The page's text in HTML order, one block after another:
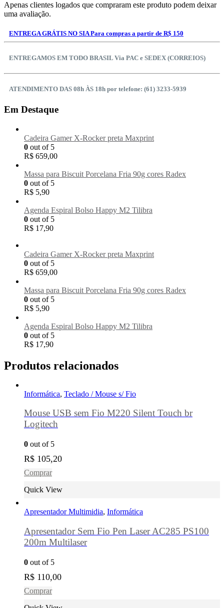
Apenas clientes logados que compraram este produto podem deixar
uma avaliação.
ENTREGA GRÁTIS NO SIA Para compras a partir de R$ 150
ENTREGAMOS EM TODO BRASIL Via PAC e SEDEX (CORREIOS)
ATENDIMENTO DAS 08h ÀS 18h por telefone: (61) 3233-5939
Em Destaque
Cadeira Gamer X-Rocker preta Maxprint
0 out of 5
R$ 659,00
Massa para Biscuit Porcelana Fria 90g cores Radex
0 out of 5
R$ 5,90
Agenda Espiral Bolso Happy M2 Tilibra
0 out of 5
R$ 17,90
Cadeira Gamer X-Rocker preta Maxprint
0 out of 5
R$ 659,00
Massa para Biscuit Porcelana Fria 90g cores Radex
0 out of 5
R$ 5,90
Agenda Espiral Bolso Happy M2 Tilibra
0 out of 5
R$ 17,90
Produtos relacionados
Informática, Teclado / Mouse s/ Fio
Mouse USB sem Fio M220 Silent Touch br
Logitech
0 out of 5
R$ 105,20
Comprar
Quick View
Apresentador Multimidia, Informática
Apresentador Sem Fio Pen Laser AC285 PS100
200m Multilaser
0 out of 5
R$ 110,00
Comprar